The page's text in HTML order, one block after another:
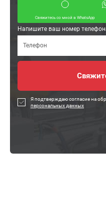
Свяжитесь со мной в WhatsApp
Напишите ваш номер
Я подтверждаю согласие на
персональных данных